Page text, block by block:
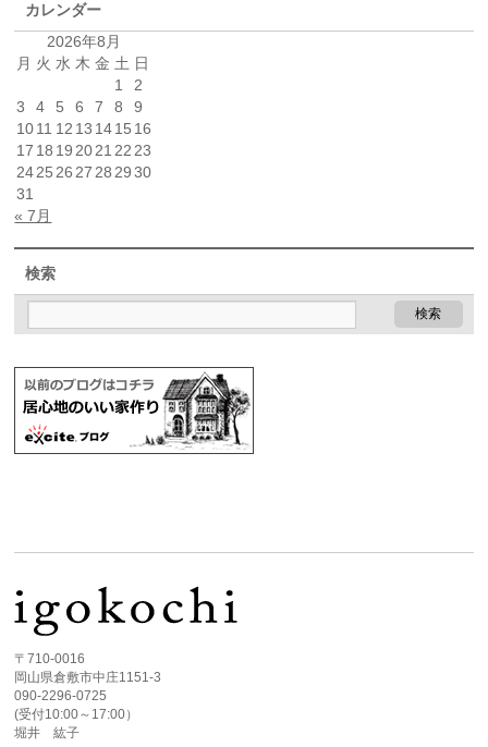
カレンダー
2026年8月
月 火 水 木 金 土 日
1
2
3
4 5 6 7 8
9
1011 12 13 1415 16
17 18 19 2021 22 23
2425 26 27 28 29 30
31
« 7月
検索
〒710-0016
岡山県倉敷市中庄1151-3
090-2296-0725
(受付10:00～17:00）
堀井 紘子